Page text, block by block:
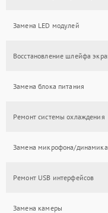
Замена LED модулей
Восстановление шлейфа
Замена блока питания
Ремонт системы охлаждения
Замена микрофона/динамика
Ремонт USB интерфейсов
Замена камеры